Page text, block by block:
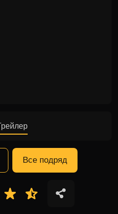
Все подряд